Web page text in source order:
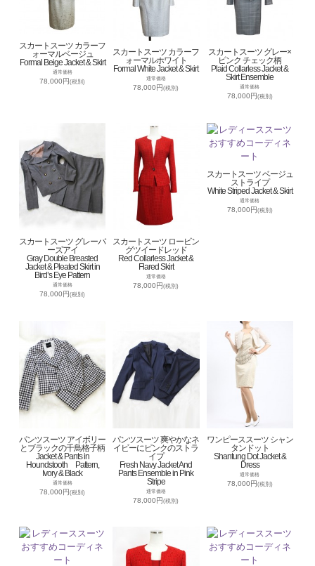
スカートスーツ カラーフ
ォーマルベージュ
Formal Beige Jacket & Skirt
通常価格
78,000円(税別)
スカートスーツ カラーフ
ォーマルホワイト
Formal White Jacket & Skirt
通常価格
78,000円(税別)
スカートスーツ グレー×
ピンク チェック柄
Plaid Collarless Jacket &
Skirt Ensemble
通常価格
78,000円(税別)
スカートスーツ グレーバ
ーズアイ
Gray Double Breasted
Jacket & Pleated Skirt in
Bird’s Eye Pattern
通常価格
78,000円(税別)
スカートスーツ ロービン
グツイードレッド
Red Collarless Jacket &
Flared Skirt
通常価格
78,000円(税別)
スカートスーツ ベージュ
ストライプ
White Striped Jacket & Skirt
通常価格
78,000円(税別)
パンツスーツ アイボリー
とブラックの千鳥格子柄
Jacket & Pants in
Houndstooth Pattern,
Ivory & Black
通常価格
78,000円(税別)
パンツスーツ 爽やかなネ
イビーにピンクのストラ
イプ
Fresh Navy Jacket And
Pants Ensemble in Pink
Stripe
通常価格
78,000円(税別)
ワンピーススーツ シャン
タンドット
Shantung Dot Jacket &
Dress
通常価格
78,000円(税別)